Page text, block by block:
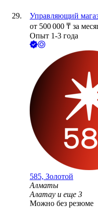
Управляющий
от 500 000 ₸ за
Опыт 1-3 года
585, Золотой
Алматы
Алатау и еще 3
Можно без резюме